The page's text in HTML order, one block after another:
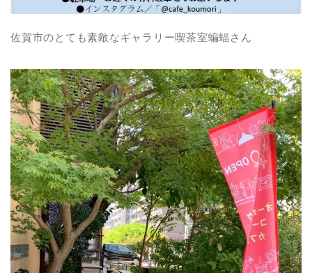
佐賀市のとても素敵なギャラリー喫茶室蝙蝠さん